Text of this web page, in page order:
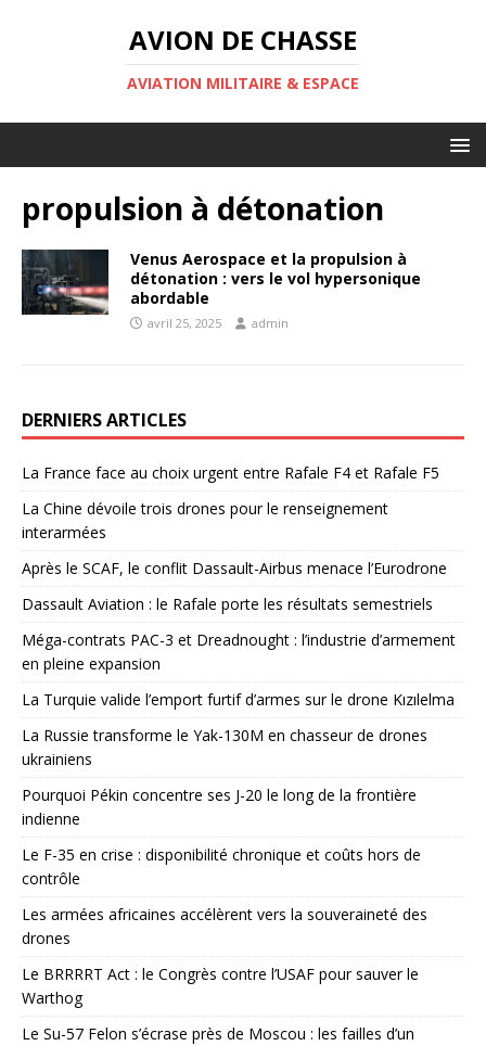
AVION DE CHASSE
AVIATION MILITAIRE & ESPACE
propulsion à détonation
Venus Aerospace et la propulsion à
détonation : vers le vol hypersonique
abordable
avril 25, 2025 admin
DERNIERS ARTICLES
La France face au choix urgent entre Rafale F4 et Rafale F5
La Chine dévoile trois drones pour le renseignement
interarmées
Après le SCAF, le conflit Dassault-Airbus menace l’Eurodrone
Dassault Aviation : le Rafale porte les résultats semestriels
Méga-contrats PAC-3 et Dreadnought : l’industrie d’armement
en pleine expansion
La Turquie valide l’emport furtif d’armes sur le drone Kızılelma
La Russie transforme le Yak-130M en chasseur de drones
ukrainiens
Pourquoi Pékin concentre ses J-20 le long de la frontière
indienne
Le F-35 en crise : disponibilité chronique et coûts hors de
contrôle
Les armées africaines accélèrent vers la souveraineté des
drones
Le BRRRRT Act : le Congrès contre l’USAF pour sauver le
Warthog
Le Su-57 Felon s’écrase près de Moscou : les failles d’un